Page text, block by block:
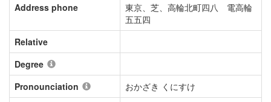
Address phone
東京、芝、高輪北町四八 電高輪
五五四
Relative
Degree
Pronounciation
おかざき くにすけ